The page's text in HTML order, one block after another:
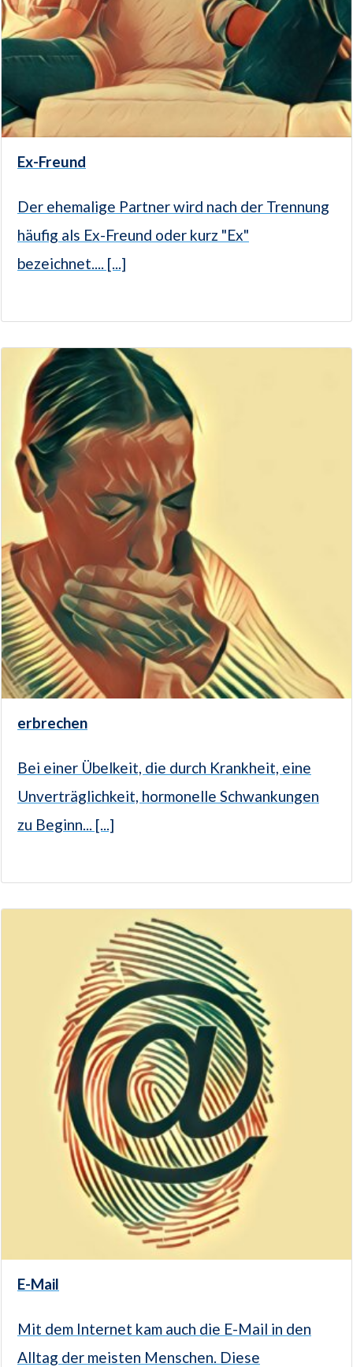
Ex-Freund
Der ehemalige Partner wird nach der Trennung
häufig als Ex-Freund oder kurz "Ex"
bezeichnet.... [...]
erbrechen
Bei einer Übelkeit, die durch Krankheit, eine
Unverträglichkeit, hormonelle Schwankungen
zu Beginn... [...]
E-Mail
Mit dem Internet kam auch die E-Mail in den
Alltag der meisten Menschen. Diese